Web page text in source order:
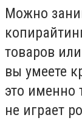
Можно
товаров
вы умеете
это именно
не играет